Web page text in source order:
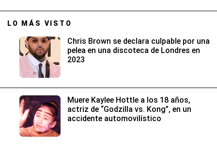
LO MÁS VISTO
Chris Brown se declara culpable por una
pelea en una discoteca de Londres en
2023
Muere Kaylee Hottle a los 18 años,
actriz de “Godzilla vs. Kong”, en un
accidente automovilístico